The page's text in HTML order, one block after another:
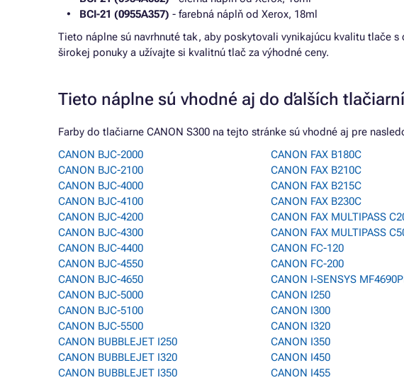
BCI-21 (0955A357) - farebná náplň od Xerox, 18ml
Tieto náplne sú navrhnuté tak, aby poskytovali vynikajúcu kvalitu tlače
širokej ponuky a užívajte si kvalitnú tlač za výhodné ceny.
Tieto náplne sú vhodné aj do ďalších tlačiarní
Farby do tlačiarne CANON S300 na tejto stránke sú vhodné aj pre
CANON BJC-2000
CANON BJC-2100
CANON BJC-4000
CANON BJC-4100
CANON BJC-4200
CANON BJC-4300
CANON BJC-4400
CANON BJC-4550
CANON BJC-4650
CANON BJC-5000
CANON BJC-5100
CANON BJC-5500
CANON BUBBLEJET I250
CANON BUBBLEJET I320
CANON BUBBLEJET I350
CANON FAX B180C
CANON FAX B210C
CANON FAX B215C
CANON FAX B230C
CANON FAX MULTIPASS
CANON FAX MULTIPASS
CANON FC-120
CANON FC-200
CANON I-SENSYS
CANON I250
CANON I300
CANON I320
CANON I350
CANON I450
CANON I455